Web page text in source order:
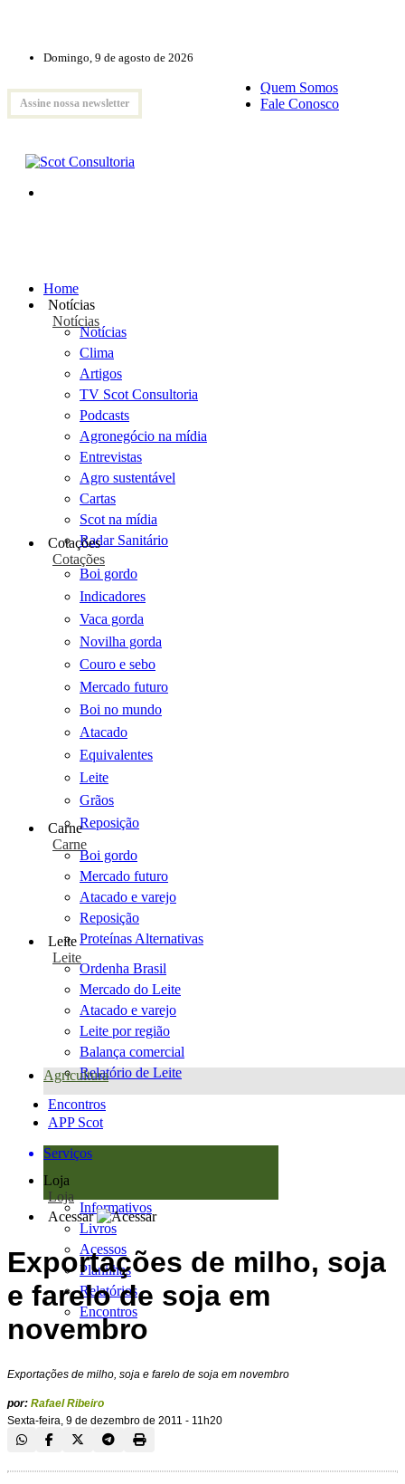
Domingo, 9 de agosto de 2026
Assine nossa newsletter
Quem Somos
Fale Conosco
Home
Notícias
Notícias
Notícias
Clima
Artigos
TV Scot Consultoria
Podcasts
Agronegócio na mídia
Entrevistas
Agro sustentável
Cartas
Scot na mídia
Radar Sanitário
Cotações
Cotações
Boi gordo
Indicadores
Vaca gorda
Novilha gorda
Couro e sebo
Mercado futuro
Boi no mundo
Atacado
Equivalentes
Leite
Grãos
Reposição
Carne
Carne
Boi gordo
Mercado futuro
Atacado e varejo
Reposição
Proteínas Alternativas
Leite
Leite
Ordenha Brasil
Mercado do Leite
Atacado e varejo
Leite por região
Balança comercial
Relatório de Leite
Agricultura
Encontros
APP Scot
Serviços
Loja
Loja
Informativos
Livros
Acessos
Planilhas
Relatórios
Encontros
Acessar
Exportações de milho, soja
e farelo de soja em
novembro
Exportações de milho, soja e farelo de soja em novembro
por: Rafael Ribeiro
Sexta-feira, 9 de dezembro de 2011 - 11h20